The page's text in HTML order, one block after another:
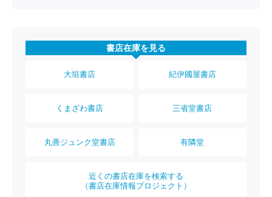
書店在庫を見る
大垣書店 紀伊國屋書店
くまざわ書店 三省堂書店
丸善ジュンク堂書店 有隣堂
近くの書店在庫を検索する
（書店在庫情報プロジェクト）